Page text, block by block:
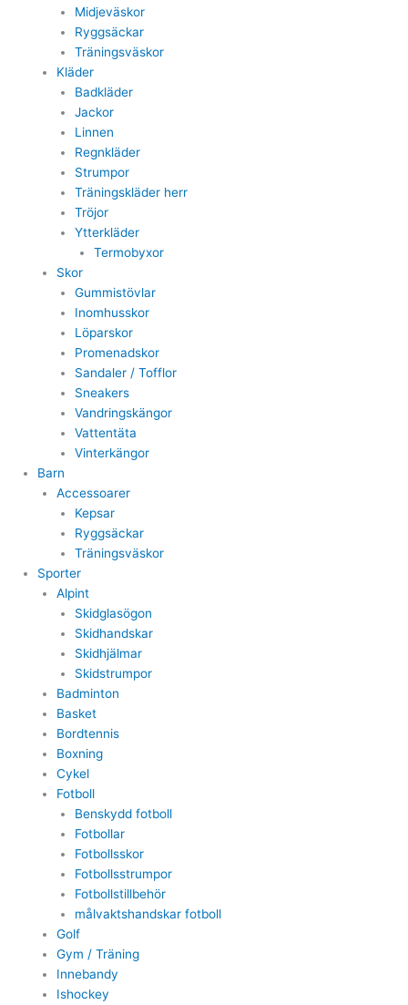
Midjeväskor
Ryggsäckar
Träningsväskor
Kläder
Badkläder
Jackor
Linnen
Regnkläder
Strumpor
Träningskläder herr
Tröjor
Ytterkläder
Termobyxor
Skor
Gummistövlar
Inomhusskor
Löparskor
Promenadskor
Sandaler / Tofflor
Sneakers
Vandringskängor
Vattentäta
Vinterkängor
Barn
Accessoarer
Kepsar
Ryggsäckar
Träningsväskor
Sporter
Alpint
Skidglasögon
Skidhandskar
Skidhjälmar
Skidstrumpor
Badminton
Basket
Bordtennis
Boxning
Cykel
Fotboll
Benskydd fotboll
Fotbollar
Fotbollsskor
Fotbollsstrumpor
Fotbollstillbehör
målvaktshandskar fotboll
Golf
Gym / Träning
Innebandy
Ishockey